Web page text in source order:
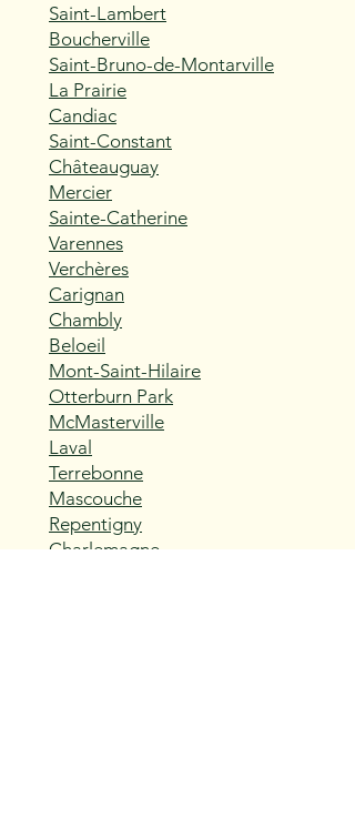
Saint-Lambert
Boucherville
Saint-Bruno-de-Montarville
La Prairie
Candiac
Saint-Constant
Châteauguay
Mercier
Sainte-Catherine
Varennes
Verchères
Carignan
Chambly
Beloeil
Mont-Saint-Hilaire
Otterburn Park
McMasterville
Laval
Terrebonne
Mascouche
Repentigny
Charlemagne